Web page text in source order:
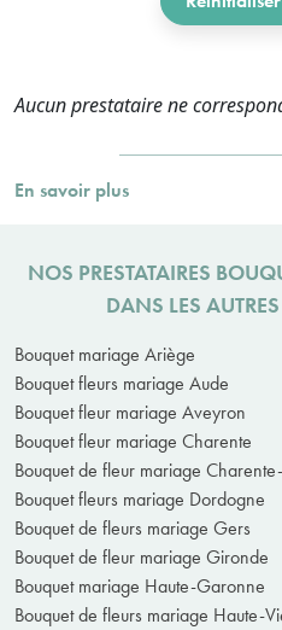
Aucun prestataire ne
En savoir plus
NOS PRESTATAIRES
DANS LES
Bouquet mariage Ariège
Bouquet fleurs mariage Aude
Bouquet fleur mariage Aveyron
Bouquet fleur mariage Charente
Bouquet de fleur mariage
Bouquet fleurs mariage Dordogne
Bouquet de fleurs mariage Gers
Bouquet de fleur mariage Gironde
Bouquet mariage Haute-Garonne
Bouquet de fleurs mariage Haute-